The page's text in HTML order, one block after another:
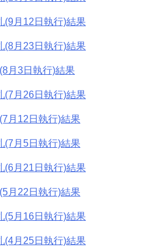
(9月12日執行)結果
(8月23日執行)結果
月3日執行)結果
(7月26日執行)結果
月12日執行)結果
(7月5日執行)結果
(6月21日執行)結果
月22日執行)結果
(5月16日執行)結果
(4月25日執行)結果